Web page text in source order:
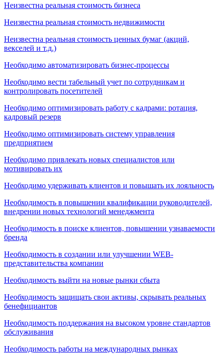
Неизвестна реальная стоимость бизнеса
Неизвестна реальная стоимость недвижимости
Неизвестна реальная стоимость ценных бумаг (акций,
векселей и т.д.)
Необходимо автоматизировать бизнес-процессы
Необходимо вести табельный учет по сотрудникам и
контролировать посетителей
Необходимо оптимизировать работу с кадрами: ротация,
кадровый резерв
Необходимо оптимизировать систему управления
предприятием
Необходимо привлекать новых специалистов или
мотивировать их
Необходимо удерживать клиентов и повышать их лояльность
Необходимость в повышении квалификации руководителей,
внедрении новых технологий менеджмента
Необходимость в поиске клиентов, повышении узнаваемости
бренда
Необходимость в создании или улучшении WEB-
представительства компании
Необходимость выйти на новые рынки сбыта
Необходимость защищать свои активы, скрывать реальных
бенефициантов
Необходимость поддержания на высоком уровне стандартов
обслуживания
Необходимость работы на международных рынках